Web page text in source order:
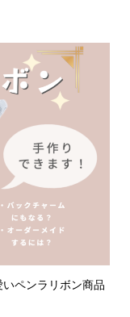
ペンラリボン商品